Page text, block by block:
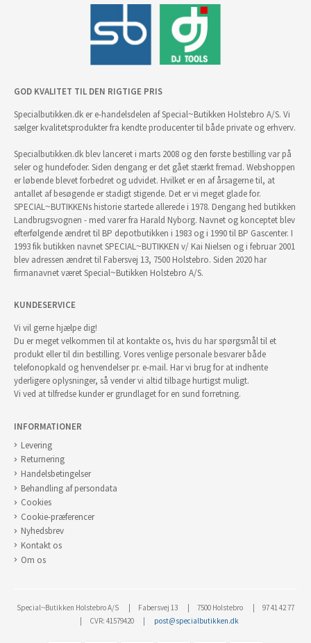
GOD KVALITET TIL DEN RIGTIGE PRIS
Specialbutikken.dk er e-handelsdelen af Special~Butikken Holstebro A/S. Vi
sælger kvalitetsprodukter fra kendte producenter til både private og erhverv.
Specialbutikken.dk blev lanceret i marts 2008 og den første bestilling var på
seler og hundefoder. Siden dengang er det gået stærkt fremad. Webshoppen
er løbende blevet forbedret og udvidet. Hvilket er en af årsagerne til, at
antallet af besøgende er stadigt stigende. Det er vi meget glade for.
SPECIAL~BUTIKKENs historie startede allerede i 1978. Dengang hed butikken
Landbrugsvognen - med varer fra Harald Nyborg. Navnet og konceptet blev
efterfølgende ændret til BP depotbutikken i 1983 og i 1990 til BP Gascenter. I
1993 fik butikken navnet SPECIAL~BUTIKKEN v/ Kai Nielsen og i februar 2001
blev adressen ændret til Fabersvej 13, 7500 Holstebro. Siden 2020 har
firmanavnet været Special~Butikken Holstebro A/S.
KUNDESERVICE
Vi vil gerne hjælpe dig!
Du er meget velkommen til at kontakte os, hvis du har spørgsmål til et
produkt eller til din bestilling. Vores venlige personale besvarer både
telefonopkald og henvendelser pr. e-mail. Har vi brug for at indhente
yderligere oplysninger, så vender vi altid tilbage hurtigst muligt.
Vi ved at tilfredse kunder er grundlaget for en sund forretning.
INFORMATIONER
Levering
Returnering
Handelsbetingelser
Behandling af persondata
Cookies
Cookie-præferencer
Nyhedsbrev
Kontakt os
Om os
Special~Butikken Holstebro A/S Fabersvej 13 7500 Holstebro
97 41 42 77
CVR: 41579420
post@specialbutikken.dk